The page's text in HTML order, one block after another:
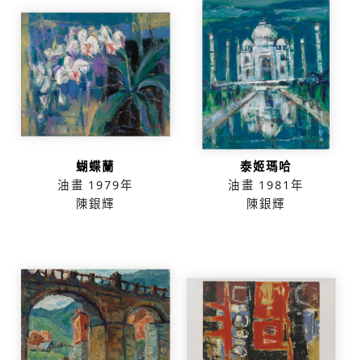
蝴蝶蘭
油畫 1979年
陳銀輝
泰姬瑪哈
油畫 1981年
陳銀輝